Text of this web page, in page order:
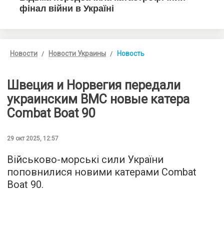
Новости Новости Украины Новость
Швеция и Норвегия передали
украинским ВМС новые катера
Combat Boat 90
29 окт 2025, 12:57
Військово-морські сили України
поповнилися новими катерами Combat
Boat 90.